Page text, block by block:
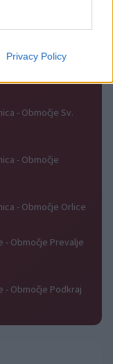
Privacy Policy
Kulturnega doma
napete zgodbe in
- Območje Sv.
- Območje
- Območje Orlice
- Območje Prevalje
- Območje Podkraj